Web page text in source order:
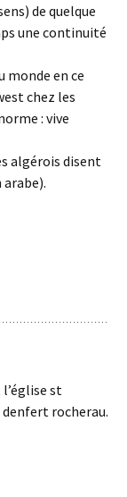
de quelque
une continuité
monde en ce
chez les
: vive
algérois disent
arabe).
st
denfert rocherau.